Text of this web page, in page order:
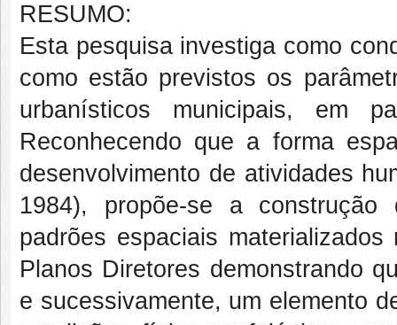
RESUMO:
Esta pesquisa investiga como
como estão previstos os
urbanísticos municipais, em
Reconhecendo que a forma
desenvolvimento de atividades
1984), propõe-se a
padrões espaciais
Planos Diretores demonstrando
e sucessivamente, um elemento